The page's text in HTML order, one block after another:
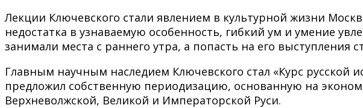
Лекции Ключевского стали явлением в культурной жизни
недостатка в узнаваемую особенность, гибкий ум и умение
занимали места с раннего утра, а попасть на его выступления
Главным научным наследием Ключевского стал «Курс русской
предложил собственную периодизацию, основанную на
Верхневолжской, Великой и Императорской Руси.